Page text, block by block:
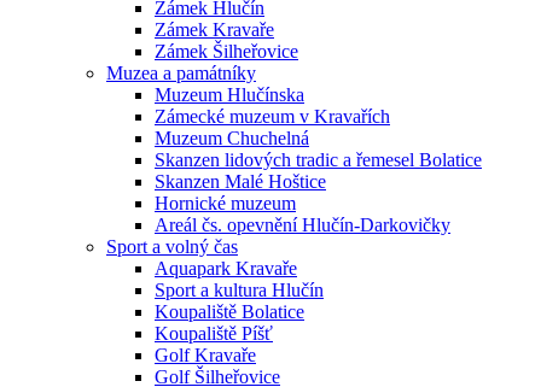
Zámek Hlučín
Zámek Kravaře
Zámek Šilheřovice
Muzea a památníky
Muzeum Hlučínska
Zámecké muzeum v Kravařích
Muzeum Chuchelná
Skanzen lidových tradic a řemesel Bolatice
Skanzen Malé Hoštice
Hornické muzeum
Areál čs. opevnění Hlučín-Darkovičky
Sport a volný čas
Aquapark Kravaře
Sport a kultura Hlučín
Koupaliště Bolatice
Koupaliště Píšť
Golf Kravaře
Golf Šilheřovice